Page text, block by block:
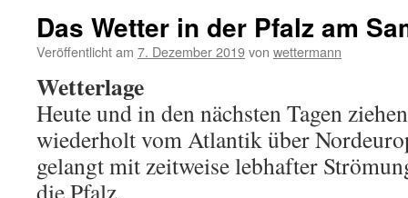
Das Wetter in der Pfalz am
Veröffentlicht am 7. Dezember 2019von wettermann
Wetterlage
Heute und in den nächsten Tagen
wiederholt vom Atlantik über
gelangt mit zeitweise lebhafter
die Pfalz.